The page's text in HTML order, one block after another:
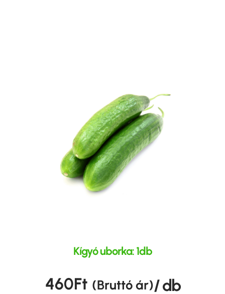
Kígyó uborka: 1db
460Ft (Bruttó ár)/ db